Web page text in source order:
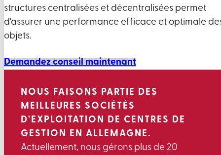
structures centralisées et décentralisées permet
d'assurer une performance efficace et optimale
objets.
Demandez conseil maintenant
NOUS FAISONS PARTIE DES
MEILLEURES SOCIÉTÉS
D'EXPLOITATION DE CENTRES DE
GESTION EN ALLEMAGNE.
Actuellement, nous gérons plus de 20